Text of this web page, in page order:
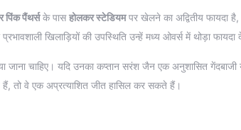
पिंक पैंथर्सके पासहोलकर स्टेडियमपर खेलने का अद्वितीय फायदा
खिलाड़ियों की उपस्थिति उन्हें मध्य ओवर्स में थोड़ा फायदा
जाना चाहिए। यदि उनका कप्तान सरंश जैन एक अनुशासित
हैं, तो वे एक अप्रत्याशित जीत हासिल कर सकते हैं।